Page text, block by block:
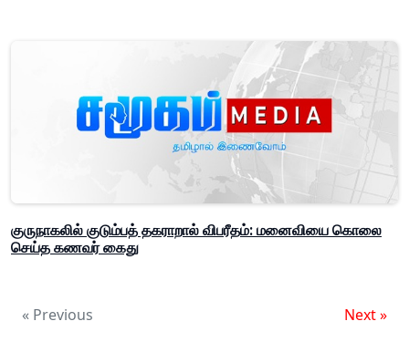
குருநாகலில் குடும்பத் தகராறால் விபரீதம்: மனைவியை கொலை
செய்த கணவர் கைது
« Previous Next »